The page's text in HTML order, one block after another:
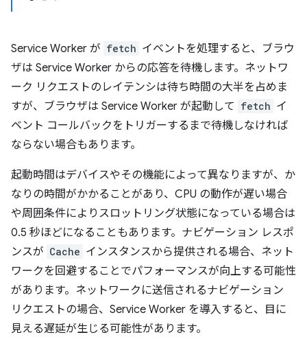
Service Worker が fetch イベントを処理すると、ブラウ
ザは Service Worker からの応答を待機します。ネットワ
ーク リクエストのレイテンシは待ち時間の大半を占めま
すが、ブラウザは Service Worker が起動して fetch イ
ベント コールバックをトリガーするまで待機しなければ
ならない場合もあります。
起動時間はデバイスやその機能によって異なりますが、か
なりの時間がかかることがあり、CPU の動作が遅い場合
や周囲条件によりスロットリング状態になっている場合は
0.5 秒ほどになることもあります。ナビゲーション レスポ
ンスが Cache インスタンスから提供される場合、ネット
ワークを回避することでパフォーマンスが向上する可能性
があります。ネットワークに送信されるナビゲーション
リクエストの場合、Service Worker を導入すると、目に
見える遅延が生じる可能性があります。